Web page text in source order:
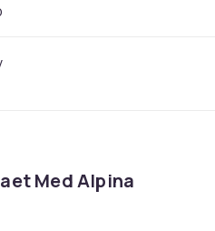
Med Alpina